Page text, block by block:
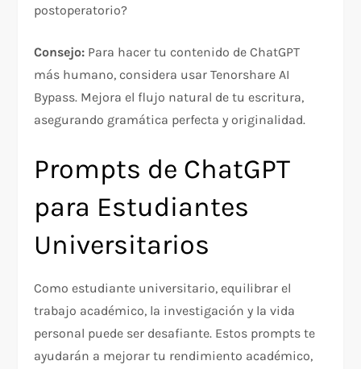
postoperatorio?
Consejo: Para hacer tu contenido de ChatGPT
más humano, considera usar Tenorshare AI
Bypass. Mejora el flujo natural de tu escritura,
asegurando gramática perfecta y originalidad.
Prompts de ChatGPT
para Estudiantes
Universitarios
Como estudiante universitario, equilibrar el
trabajo académico, la investigación y la vida
personal puede ser desafiante. Estos prompts te
ayudarán a mejorar tu rendimiento académico,